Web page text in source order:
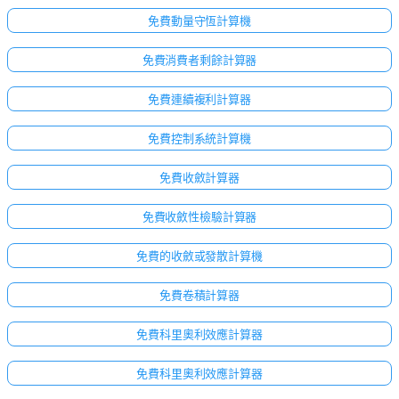
免費動量守恆計算機
免費消費者剩餘計算器
免費連續複利計算器
免費控制系統計算機
免費收斂計算器
免費收斂性檢驗計算器
免費的收斂或發散計算機
免費卷積計算器
免費科里奧利效應計算器
免費科里奧利效應計算器